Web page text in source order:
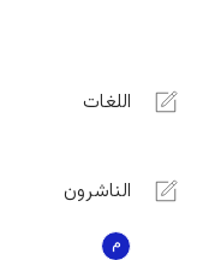
اللغات
الناشرون